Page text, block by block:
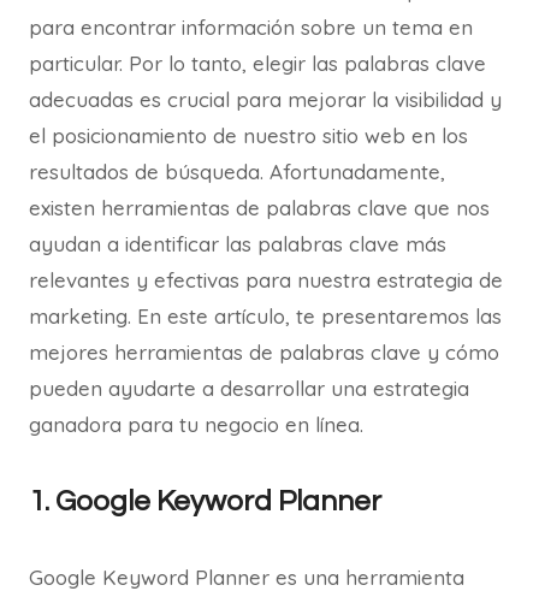
para encontrar información sobre un tema en
particular. Por lo tanto, elegir las palabras clave
adecuadas es crucial para mejorar la visibilidad y
el posicionamiento de nuestro sitio web en los
resultados de búsqueda. Afortunadamente,
existen herramientas de palabras clave que nos
ayudan a identificar las palabras clave más
relevantes y efectivas para nuestra estrategia de
marketing. En este artículo, te presentaremos las
mejores herramientas de palabras clave y cómo
pueden ayudarte a desarrollar una estrategia
ganadora para tu negocio en línea.
1. Google Keyword Planner
Google Keyword Planner es una herramienta